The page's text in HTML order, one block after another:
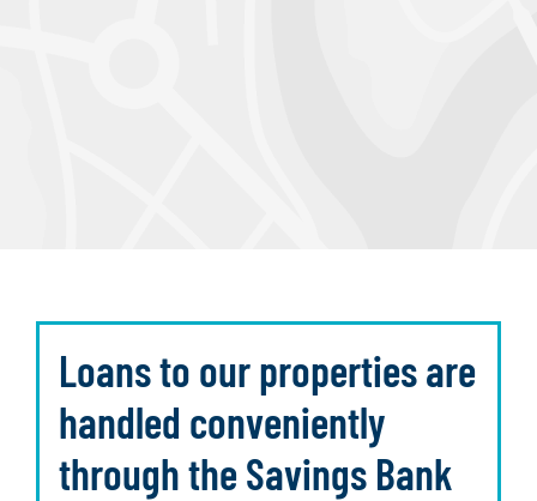
Loans to our properties are
handled conveniently
through the Savings Bank